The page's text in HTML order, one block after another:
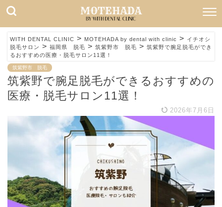
WITH DENTAL CLINIC > MOTEHADA by dental with clinic > イチオシ
脱毛サロン > 福岡県 脱毛 > 筑紫野市 脱毛 > 筑紫野で腕足脱毛ができ
るおすすめの医療・脱毛サロン11選！
筑紫野市 脱毛
筑紫野で腕足脱毛ができるおすすめの
医療・脱毛サロン11選！
2026年7月6日